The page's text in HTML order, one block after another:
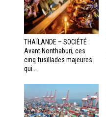
THAÏLANDE – SOCIÉTÉ :
Avant Nonthaburi, ces
cinq fusillades majeures
qui...